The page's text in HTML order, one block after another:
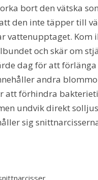
bort den vätska
den inte täpper till
vattenupptaget. Kom
och skär om
dag för att
andra
att förhindra
undvik direkt
sig